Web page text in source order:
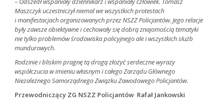
Maszczyk uczestniczył niemal we wszystkich protestach
i manifestacjach organizowanych przez NSZZ Policjantów. Jego relacje
były zawsze obiektywne i cechowały się dobrą znajomością tematyki
nie tylko problemów środowiska policyjnego ale i wszystkich służb
mundurowych.
Rodzinie i bliskim pragnę tą drogą złożyć serdeczne wyrazy
współczucia w imieniu własnym i całego Zarządu Głównego
Niezależnego Samorządnego Związku Zawodowego Policjantów.
Przewodniczący ZG NSZZ Policjantów Rafał Jankowski